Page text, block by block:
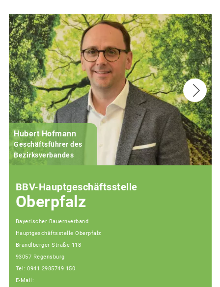
Hubert Hofmann
Geschäftsführer des
Bezirksverbandes
BBV-Hauptgeschäftsstelle
Oberpfalz
Bayerischer Bauernverband
Hauptgeschäftsstelle Oberpfalz
Brandlberger Straße 118
93057 Regensburg
Tel: 0941 2985749 150
E-Mail: